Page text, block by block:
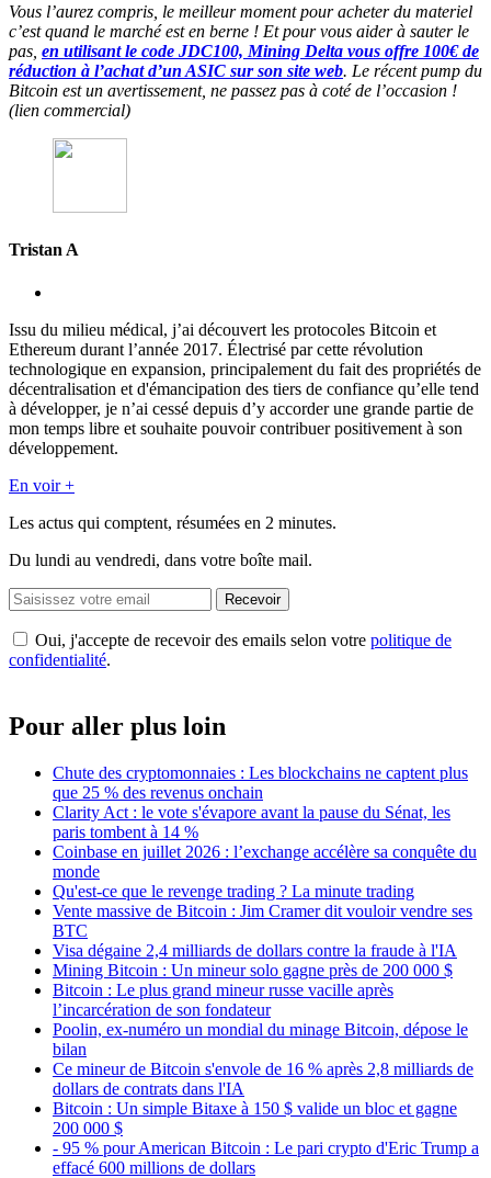
Vous l’aurez compris, le meilleur moment pour acheter du materiel
c’est quand le marché est en berne ! Et pour vous aider à sauter le
pas, en utilisant le code JDC100, Mining Delta vous offre 100€ de
réduction à l’achat d’un ASIC sur son site web. Le récent pump du
Bitcoin est un avertissement, ne passez pas à coté de l’occasion !
(lien commercial)
Tristan A
Issu du milieu médical, j’ai découvert les protocoles Bitcoin et
Ethereum durant l’année 2017. Électrisé par cette révolution
technologique en expansion, principalement du fait des propriétés de
décentralisation et d'émancipation des tiers de confiance qu’elle tend
à développer, je n’ai cessé depuis d’y accorder une grande partie de
mon temps libre et souhaite pouvoir contribuer positivement à son
développement.
En voir +
Les actus qui comptent, résumées en 2 minutes.
Du lundi au vendredi, dans votre boîte mail.
Recevoir
Oui, j'accepte de recevoir des emails selon votre politique de
confidentialité.
Pour aller plus loin
Chute des cryptomonnaies : Les blockchains ne captent plus
que 25 % des revenus onchain
Clarity Act : le vote s'évapore avant la pause du Sénat, les
paris tombent à 14 %
Coinbase en juillet 2026 : l’exchange accélère sa conquête du
monde
Qu'est-ce que le revenge trading ? La minute trading
Vente massive de Bitcoin : Jim Cramer dit vouloir vendre ses
BTC
Visa dégaine 2,4 milliards de dollars contre la fraude à l'IA
Mining Bitcoin : Un mineur solo gagne près de 200 000 $
Bitcoin : Le plus grand mineur russe vacille après
l’incarcération de son fondateur
Poolin, ex-numéro un mondial du minage Bitcoin, dépose le
bilan
Ce mineur de Bitcoin s'envole de 16 % après 2,8 milliards de
dollars de contrats dans l'IA
Bitcoin : Un simple Bitaxe à 150 $ valide un bloc et gagne
200 000 $
- 95 % pour American Bitcoin : Le pari crypto d'Eric Trump a
effacé 600 millions de dollars